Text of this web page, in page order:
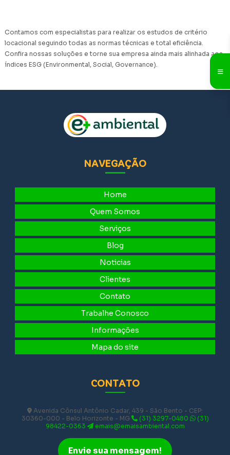
Contamos com especialistas para realizar os estudos de critério
locacional seguindo todas as normas técnicas e total eficiência.
Confira nossas soluções e torne sua empresa ainda mais alinhada aos
índices ESG (Environmental, Social, Governance).
NAVEGAÇÃO
Home
Quem Somos
Serviços
Blog
Noticias
Clientes
Contato
Trabalhe Conosco
Informações
Mapa do site
CONTATO
Avenida Cônsul Antônio Cadar, 439 - São Bento - CEP:
30360-000 - Belo Horizonte - MG
(31) 3297-0480
(31)
98422-0363
emais@emaisambiental.com
Envie sua mensagem!